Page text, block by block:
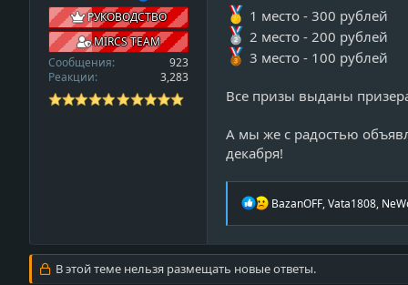
РУКОВОДСТВО
MIRCS TEAM
Сообщения
923
Реакции
3,283
1 место - 300 рублей
2 место - 200 рублей
3 место - 100 рублей
Все призы выданы
А мы же с радостью
декабря!
Р
а
ц
и
BazanOFF,Vata1808,
В этой теме нельзя размещать новые ответы.